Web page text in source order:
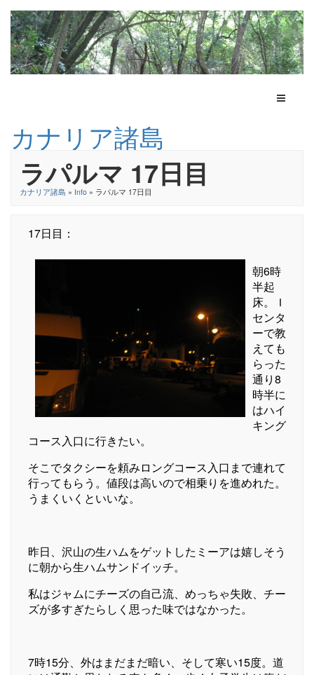
Toggle
カナリア諸島
ラパルマ 17日目
カナリア諸島 » Info » ラパルマ 17日目
17日目：
朝6時
半起
床。Ｉ
センタ
ーで教
えても
らった
通り8
時半に
はハイ
キング
コース入口に行きたい。
そこでタクシーを頼みロングコース入口まで連れて
行ってもらう。値段は高いので相乗りを進めれた。
うまくいくといいな。
昨日、沢山の生ハムをゲットしたミーアは嬉しそう
に朝から生ハムサンドイッチ。
私はジャムにチーズの自己流、めっちゃ失敗、チー
ズが多すぎたらしく思った味ではなかった。
7時15分、外はまだまだ暗い、そして寒い15度。道